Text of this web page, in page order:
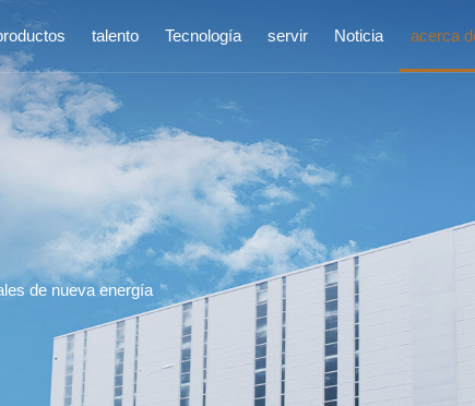
talento Tecnología servir Noticia acerca
de nueva energía